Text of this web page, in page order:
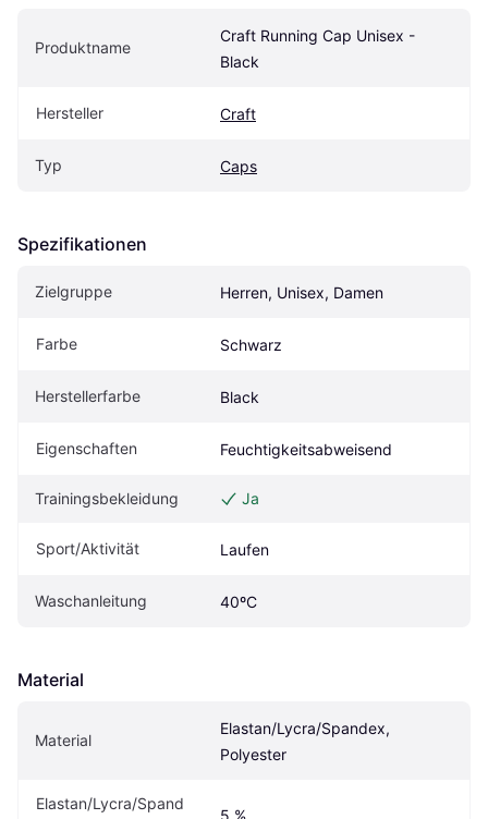
Produktname
Craft Running Cap Unisex -
Black
Hersteller Craft
Typ Caps
Spezifikationen
Zielgruppe Herren, Unisex, Damen
Farbe Schwarz
Herstellerfarbe Black
Eigenschaften Feuchtigkeitsabweisend
Trainingsbekleidung Ja
Sport/Aktivität Laufen
Waschanleitung 40ºC
Material
Material
Elastan/Lycra/Spandex,
Polyester
Elastan/Lycra/Spand
5 %